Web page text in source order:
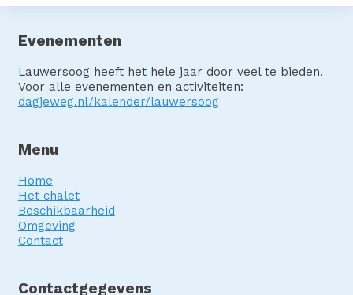
Evenementen
Lauwersoog heeft het hele jaar door veel te bieden.
Voor alle evenementen en activiteiten:
dagjeweg.nl/kalender/lauwersoog
Menu
Home
Het chalet
Beschikbaarheid
Omgeving
Contact
Contactgegevens